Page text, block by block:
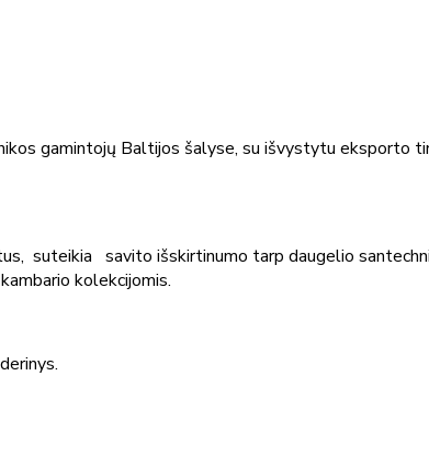
gamintojų Baltijos šalyse, su išvystytu eksporto
suteikia savito išskirtinumo tarp daugelio
kolekcijomis.